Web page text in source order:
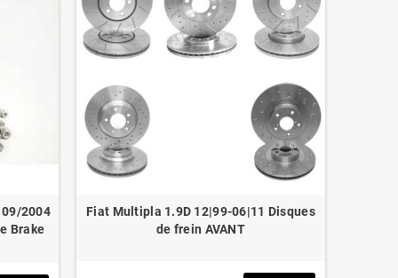
2004
Brake
Fiat Multipla 1.9D 12|99-06|11 Disques
de frein AVANT